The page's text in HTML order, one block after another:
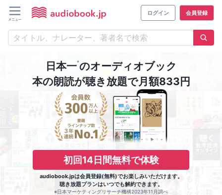
ログイン 会員登録
日本一※のオーディオブック
本の朗読が聴き放題で月額833円
初回14日間無料で体験
audiobook.jpは会員登録(無料)でお楽しみいただけます。
聴き放題プランはいつでも解約できます。
※日本マーケティングリサーチ機構2023年11月調べ